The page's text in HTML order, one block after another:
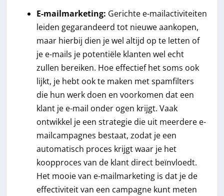
E-mailmarketing: Gerichte e-mailactiviteiten
leiden gegarandeerd tot nieuwe aankopen,
maar hierbij dien je wel altijd op te letten of
je e-mails je potentiële klanten wel echt
zullen bereiken. Hoe effectief het soms ook
lijkt, je hebt ook te maken met spamfilters
die hun werk doen en voorkomen dat een
klant je e-mail onder ogen krijgt. Vaak
ontwikkel je een strategie die uit meerdere e-
mailcampagnes bestaat, zodat je een
automatisch proces krijgt waar je het
koopproces van de klant direct beïnvloedt.
Het mooie van e-mailmarketing is dat je de
effectiviteit van een campagne kunt meten